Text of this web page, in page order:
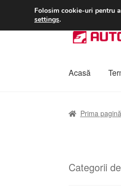
LIVRARE
Sari
la
Sari
la
Acasă
Prima pagină
Categorii
Folosim cookie-uri pentru
settings.